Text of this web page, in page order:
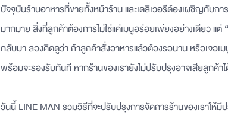
ปัจจุบันร้านอาหารที่ขายทั้งหน้าร้าน และเดลิเวอรีต้องเผชิญกับก
มากมาย สิ่งที่ลูกค้าต้องการไม่ใช่แค่เมนูอร่อยเพียงอย่างเดียว แต่
กลับมา ลองคิดดูว่า ถ้าลูกค้าสั่งอาหารแล้วต้องรอนาน หรือเจอ
พร้อมจะรองรับทันที หากร้านของเรายังไม่ปรับปรุงอาจเสียลูกค้า
วันนี้ LINE MAN รวมวิธีที่จะปรับปรุงการจัดการร้านของเราให้